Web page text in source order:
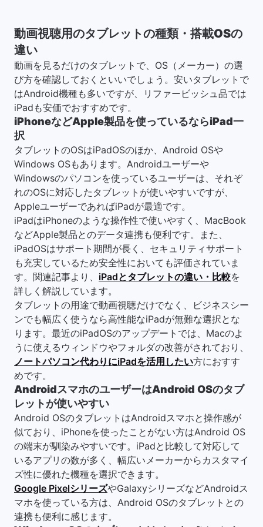
動画視聴用のタブレットの種類・搭載OSの
違い
動画を見るだけのタブレットで、OS（メーカー）の選
び方を確認しておくといいでしょう。安いタブレットで
はAndroid機種も多いですが、リファービッシュ品では
iPadも安価でおすすめです。
iPhoneなどApple製品を使っているならiPad一
択
タブレットのOSはiPadOSのほか、Android OSや
Windows OSもあります。Androidユーザーや
Windowsのパソコンを使っているユーザーは、それぞ
れのOSに対応したタブレットが使いやすいですが、
AppleユーザーであればiPadが最適です。
iPadはiPhoneのような操作性で使いやすく、MacBook
などApple製品とのデータ連携も便利です。また、
iPadOSはサポート期間が長く、セキュリティサポート
も充実しているため安全性においても評価されていま
す。関連記事より、 iPadとタブレットの違い・比較を
詳しく解説しています。
タブレットの用途で動画視聴だけでなく、ビジネスシー
ンでも幅広く使うなら高性能なiPadが無難な選択とな
ります。最近のiPadOSのアップデートでは、Macのよ
うに使えるウィンドウやフォルダの改善がされており、
ノートパソコン代わりにiPadを活用したい方におすす
めです。
AndroidスマホのユーザーはAndroid OSのタブ
レットが使いやすい
Android OSのタブレットはAndroidスマホと操作感が
似ており、iPhoneを使ったことがない方はAndroid OS
の端末が馴染みやすいです。iPadと比較して対応して
いるアプリの数が多く、幅広いメーカーからカスタマイ
ズ性に優れた機種を選択できます。
Google PixelシリーズやGalaxyシリーズなどAndroidス
マホを使っている方は、Android OSのタブレットとの
連携も便利に感じます。